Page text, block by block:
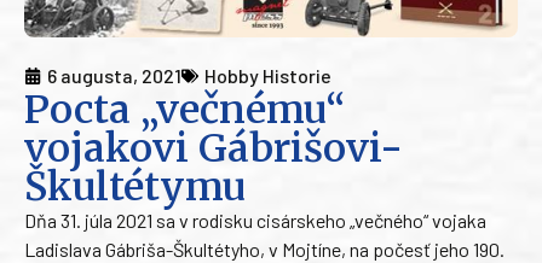
6 augusta, 2021 Hobby Historie
Pocta „večnému“
vojakovi Gábrišovi-
Škultétymu
Dňa 31. júla 2021 sa v rodisku cisárskeho „večného“ vojaka
Ladislava Gábriša-Škultétyho, v Mojtíne, na počesť jeho 190.